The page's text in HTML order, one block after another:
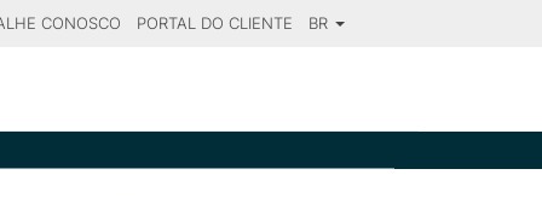
CONOSCO PORTAL DO CLIENTE BR